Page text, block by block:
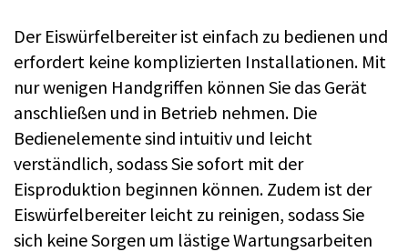
Der Eiswürfelbereiter ist einfach zu bedienen und
erfordert keine komplizierten Installationen. Mit
nur wenigen Handgriffen können Sie das Gerät
anschließen und in Betrieb nehmen. Die
Bedienelemente sind intuitiv und leicht
verständlich, sodass Sie sofort mit der
Eisproduktion beginnen können. Zudem ist der
Eiswürfelbereiter leicht zu reinigen, sodass Sie
sich keine Sorgen um lästige Wartungsarbeiten